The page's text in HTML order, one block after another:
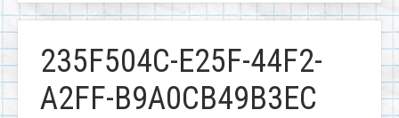
235F504C-E25F-44F2-
A2FF-B9A0CB49B3EC